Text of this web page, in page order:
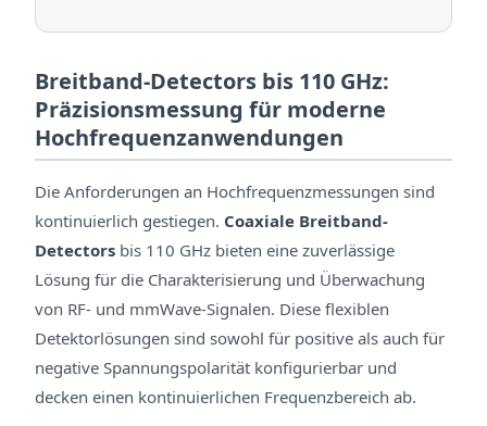
Breitband-Detectors bis 110 GHz:
Präzisionsmessung für moderne
Hochfrequenzanwendungen
Die Anforderungen an Hochfrequenzmessungen sind
kontinuierlich gestiegen. Coaxiale Breitband-
Detectors bis 110 GHz bieten eine zuverlässige
Lösung für die Charakterisierung und Überwachung
von RF- und mmWave-Signalen. Diese flexiblen
Detektorlösungen sind sowohl für positive als auch für
negative Spannungspolarität konfigurierbar und
decken einen kontinuierlichen Frequenzbereich ab.